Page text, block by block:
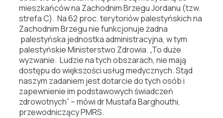
mieszkańców na Zachodnim Brzegu Jordanu (tzw.
strefa C). Na62 proc. terytoriów palestyńskich na
Zachodnim Brzegu nie funkcjonuje żadna
palestyńska jednostka administracyjna, w tym
palestyńskie Ministerstwo Zdrowia. „To duże
wyzwanie. Ludzie na tych obszarach, nie mają
dostępu do większości usług medycznych. Stąd
naszym zadaniem jest dotarcie do tych osób i
zapewnienie im podstawowych świadczeń
zdrowotnych” – mówi dr Mustafa Barghouthi,
przewodniczący PMRS.